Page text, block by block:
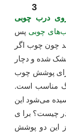
3
درب چوبی
چوبی پس
چون چوب اگر
شده و دچار
برای پوشش چوب
مناسب است.
می‌شود این
چیست؟ برا ی
این دو پوشش